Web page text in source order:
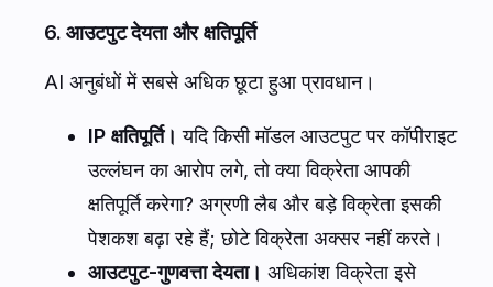
6. आउटपुट देयता और क्षतिपूर्ति
AI अनुबंधों में सबसे अधिक छूटा हुआ प्रावधान।
IP क्षतिपूर्ति। यदि किसी मॉडल आउटपुट पर कॉपीराइट
उल्लंघन का आरोप लगे, तो क्या विक्रेता आपकी
क्षतिपूर्ति करेगा? अग्रणी लैब और बड़े विक्रेता इसकी
पेशकश बढ़ा रहे हैं; छोटे विक्रेता अक्सर नहीं करते।
आउटपुट-गुणवत्ता देयता। अधिकांश विक्रेता इसे